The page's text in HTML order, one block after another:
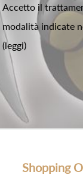
Accetto il
modalità indicate
(leggi)
Shopping